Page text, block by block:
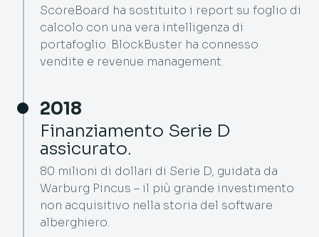
ScoreBoard ha sostituito i report su foglio di
calcolo con una vera intelligenza di
portafoglio. BlockBuster ha connesso
vendite e revenue management.
2018
Finanziamento Serie D
assicurato.
80 milioni di dollari di Serie D, guidata da
Warburg Pincus – il più grande investimento
non acquisitivo nella storia del software
alberghiero.